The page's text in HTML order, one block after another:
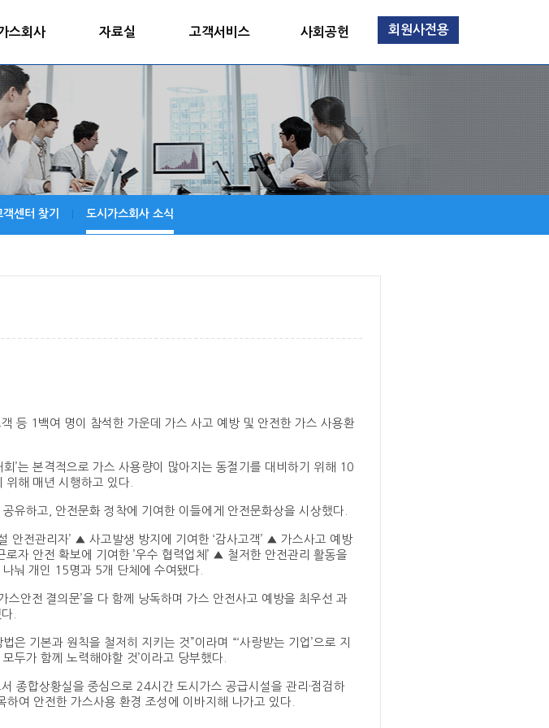
스회사 자료실 고객서비스 사회공헌 회원사전용
센터 찾기 도시가스회사 소식
등 1백여 명이 참석한 가운데 가스 사고 예방 및 안전한 가스 사용환
’는 본격적으로 가스 사용량이 많아지는 동절기를 대비하기 위해 10
위해 매년 시행하고 있다.
유하고, 안전문화 정착에 기여한 이들에게 안전문화상을 시상했다.
안전관리자’ ▲ 사고발생 방지에 기여한 ‘감사고객’ ▲ 가스사고 예방
자 안전 확보에 기여한 ’우수 협력업체’ ▲ 철저한 안전관리 활동을
눠 개인 15명과 5개 단체에 수여됐다.
안전 결의문’을 다 함께 낭독하며 가스 안전사고 예방을 최우선 과
.
기본과 원칙을 철저히 지키는 것”이라며 “‘사랑받는 기업’으로 지
두가 함께 노력해야할 것’이라고 당부했다.
종합상황실을 중심으로 24시간 도시가스 공급시설을 관리·점검하
여 안전한 가스사용 환경 조성에 이바지해 나가고 있다.